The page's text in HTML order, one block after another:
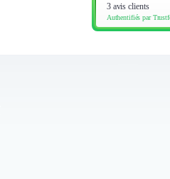
3 avis clients
Authentifiés par